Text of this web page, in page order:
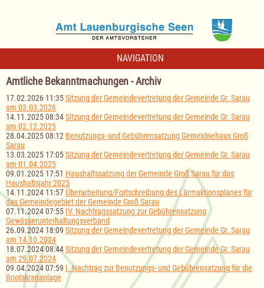
NAVIGATION
Amtliche Bekanntmachungen - Archiv
17.02.2026 11:35Sitzung der Gemeindevertretung der Gemeinde Gr. Sarau
am 03.03.2026
14.11.2025 08:34Sitzung der Gemeindevertretung der Gemeinde Gr. Sarau
am 02.12.2025
28.04.2025 08:12 Benutzungs- und Gebührensatzung Gemeidnehaus Groß
Sarau
13.03.2025 17:05Sitzung der Gemeindevertretung der Gemeinde Gr. Sarau
am 01.04.2025
09.01.2025 17:51 Haushaltssatzung der Gemeinde Groß Sarau für das
Haushaltsjahr 2025
14.11.2024 11:57 Überarbeitung/Fortschreibung des Lärmaktionsplanes für
das Gemeindegebiet der Gemeinde Groß Sarau
07.11.2024 07:55 IV. Nachtragssatzung zur Gebührensatzung
Gewässerunterhaltungsverband
26.09.2024 18:09 Sitzung der Gemeindevertretung der Gemeinde Gr. Sarau
am 14.10.2024
18.07.2024 08:44Sitzung der Gemeindevertretung der Gemeinde Gr. Sarau
am 29.07.2024
09.04.2024 07:59 I. Nachtrag zur Benutzungs- und Gebührensatzung für die
Bootskrananlage